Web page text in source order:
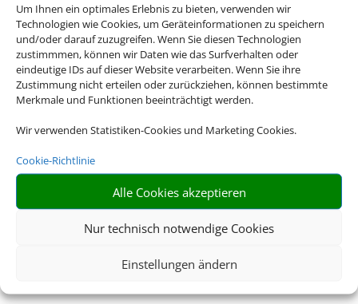
Um Ihnen ein optimales Erlebnis zu bieten, verwenden wir
Technologien wie Cookies, um Geräteinformationen zu speichern
und/oder darauf zuzugreifen. Wenn Sie diesen Technologien
zustimmmen, können wir Daten wie das Surfverhalten oder
eindeutige IDs auf dieser Website verarbeiten. Wenn Sie ihre
Zustimmung nicht erteilen oder zurückziehen, können bestimmte
Merkmale und Funktionen beeinträchtigt werden.
Wir verwenden Statistiken-Cookies und Marketing Cookies.
Cookie-Richtlinie
Alle Cookies akzeptieren
Nur technisch notwendige Cookies
Einstellungen ändern
Rundreiseangebote erleben Sie Ihre
Traumdestinationen in ihrer vollen Vielfalt.

RIESIGE AUSWAHL
weltweit